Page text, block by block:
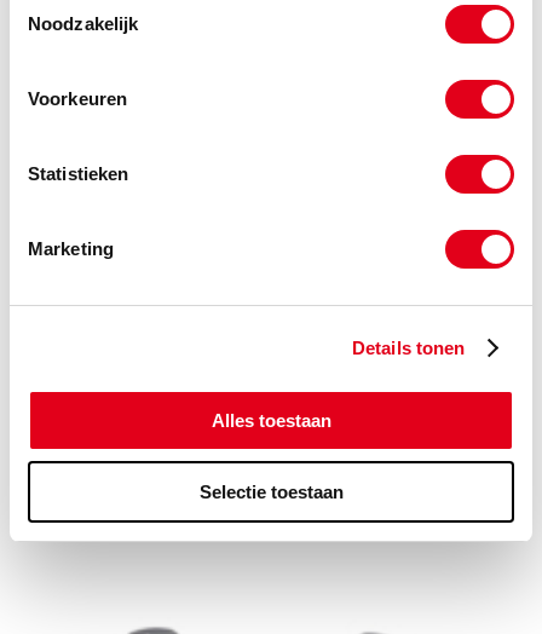
Noodzakelijk
Voorkeuren
Statistieken
Marketing
Details tonen
Alles toestaan
Selectie toestaan
Parker Fittingen Minimes